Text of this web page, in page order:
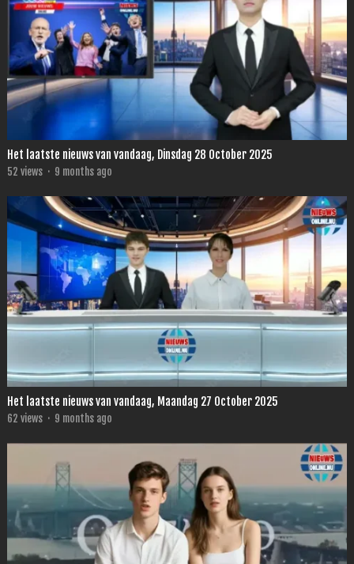
Het laatste nieuws van vandaag, Dinsdag 28 October 2025
52 views · 9 months ago
Het laatste nieuws van vandaag, Maandag 27 October 2025
62 views · 9 months ago